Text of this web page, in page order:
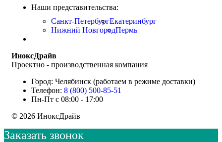
Наши представительства:
Санкт-ПетербургЕкатеринбург
Нижний НовгородПермь
ИноксДрайв
Проектно - производственная компания
Город: Челябинск (работаем в режиме доставки)
Телефон: 8 (800) 500-85-51
Пн-Пт с 08:00 - 17:00
© 2026 ИноксДрайв
Заказать звонок